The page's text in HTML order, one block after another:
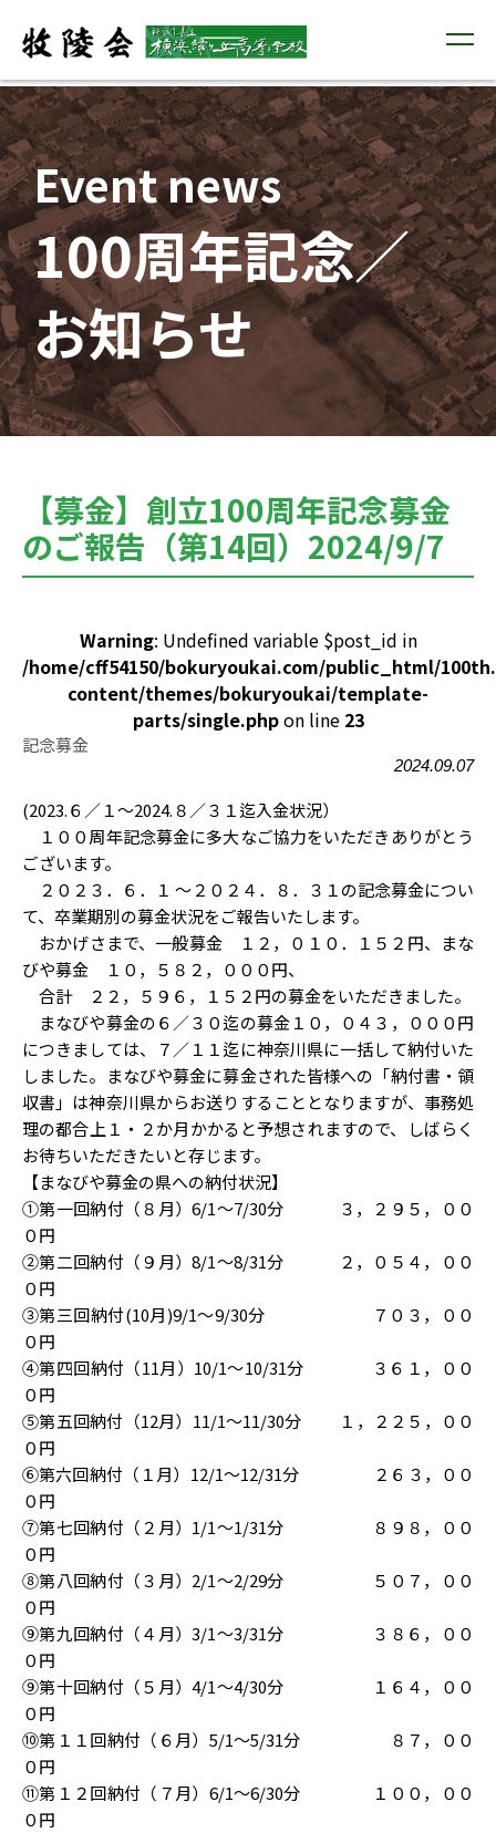
Event news
100周年記念／
お知らせ
【募金】創立100周年記念募金
のご報告（第14回）2024/9/7
Warning: Undefined variable $post_id in
/home/cff54150/bokuryoukai.com/public_html/
content/themes/bokuryoukai/template-
parts/single.phpon line 23
記念募金
2024.09.07
(2023.６／１～2024.８／３１迄入金状況）
１００周年記念募金に多大なご協力をいただきありがとう
ございます。
２０２３．６．１ ～２０２４．８．３１の記念募金につい
て、卒業期別の募金状況をご報告いたします。
おかげさまで、一般募金 １２，０１０．１５２円、まな
びや募金 １０，５８２，０００円、
合計 ２２，５９６，１５２円の募金をいただきました。
まなびや募金の６／３０迄の募金１０，０４３，０００円
につきましては、７／１１迄に神奈川県に一括して納付いた
しました。まなびや募金に募金された皆様への「納付書・領
収書」は神奈川県からお送りすることとなりますが、事務処
理の都合上１・２か月かかると予想されますので、しばらく
お待ちいただきたいと存じます。
【まなびや募金の県への納付状況】
①第一回納付（８月）6/1～7/30分 ３，２９５，００
０円
②第二回納付（９月）8/1～8/31分 ２，０５４，００
０円
③第三回納付(10月)9/1～9/30分 ７０３，００
０円
④第四回納付（11月）10/1～10/31分 ３６１，００
０円
⑤第五回納付（12月）11/1～11/30分 １，２２５，００
０円
⑥第六回納付（１月）12/1～12/31分 ２６３，００
０円
⑦第七回納付（２月）1/1～1/31分 ８９８，００
０円
⑧第八回納付（３月）2/1～2/29分 ５０７，００
０円
⑨第九回納付（４月）3/1～3/31分 ３８６，００
０円
⑨第十回納付（５月）4/1～4/30分 １６４，００
０円
⑩第１１回納付（６月）5/1～5/31分 ８７，００
０円
⑪第１２回納付（７月）6/1～6/30分 １００，００
０円